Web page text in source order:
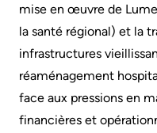
mise en œuvre de
la santé régional) et la
infrastructures
réaménagement
face aux pressions en
financières et